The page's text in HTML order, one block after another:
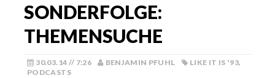
SONDERFOLGE:
THEMENSUCHE
30.03.14 // 7:26 BENJAMIN PFUHL LIKE IT IS '93,
PODCASTS